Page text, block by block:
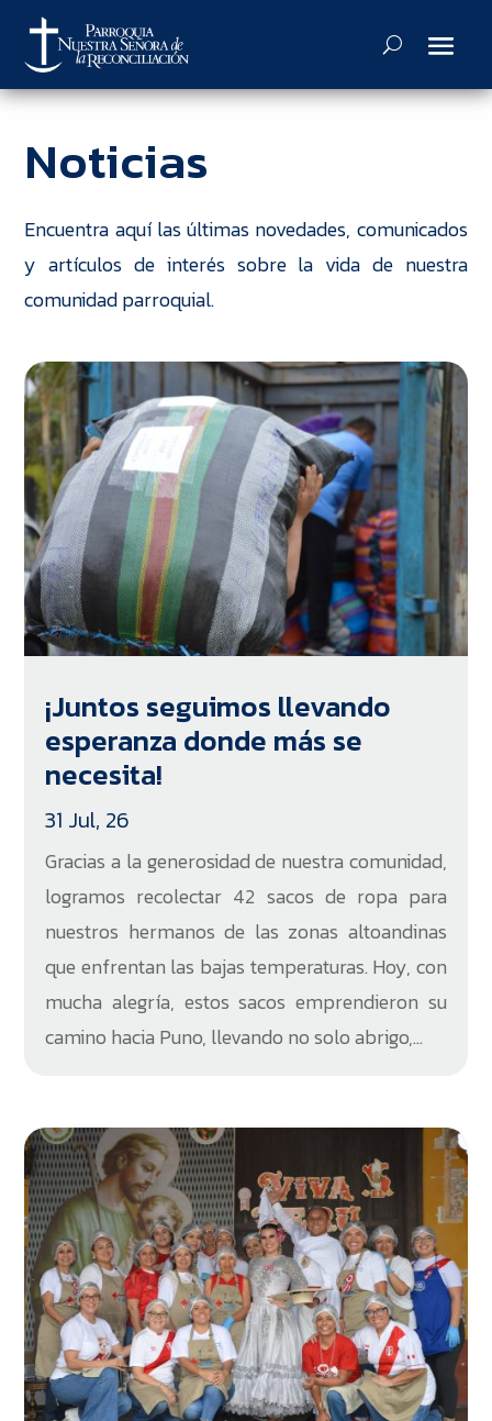
Noticias
Encuentra aquí las últimas novedades, comunicados
y artículos de interés sobre la vida de nuestra
comunidad parroquial.
¡Juntos seguimos llevando
esperanza donde más se
necesita!
31 Jul, 26
Gracias a la generosidad de nuestra comunidad,
logramos recolectar 42 sacos de ropa para
nuestros hermanos de las zonas altoandinas
que enfrentan las bajas temperaturas. Hoy, con
mucha alegría, estos sacos emprendieron su
camino hacia Puno, llevando no solo abrigo,...